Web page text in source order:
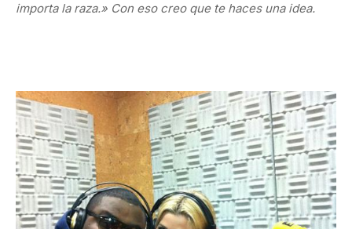
importa la raza.» Con eso creo que te haces una idea.